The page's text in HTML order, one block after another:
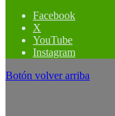
Facebook
X
YouTube
Instagram
Botón volver arriba